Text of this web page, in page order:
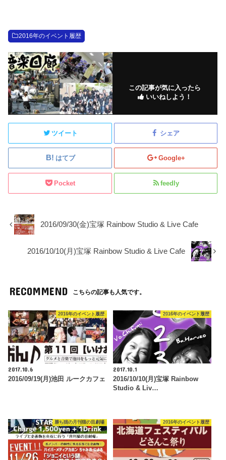
2016年のイベント履歴
この記事が気に入ったら
いいねしよう！
ツイート シェア
はてブ Google+
Pocket feedly
2016/09/30(金)宝塚 Rainbow Studio & Live Cafe
2016/10/10(月)宝塚 Rainbow Studio & Live Cafe
RECOMMEND こちらの記事も人気です。
2016年のイベント履歴
2017.10.6
2016/09/19(月)池田 ルークカフェ
2016年のイベント履歴
2017.10.1
2016/10/10(月)宝塚 Rainbow
Studio & Liv…
勝ち猫の月刊猫の目劇場 2016年のイベント履歴